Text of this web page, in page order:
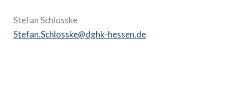
Stefan Schlosske
Stefan.Schlosske@dghk-hessen.de